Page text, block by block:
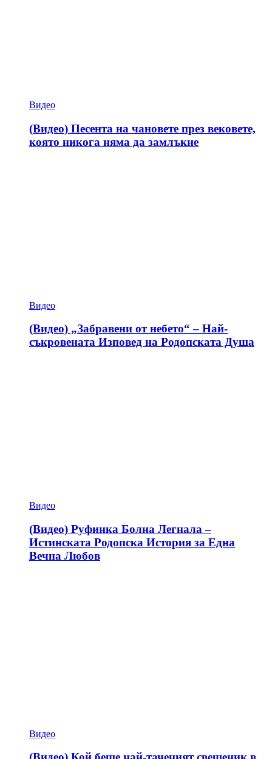
Видео
(Видео) Песента на чановете през вековете,
която никога няма да замлъкне
Видео
(Видео) „Забравени от небето“ – Най-
съкровената Изповед на Родопската Душа
Видео
(Видео) Руфинка Болна Легнала –
Истинската Родопска История за Една
Вечна Любов
Видео